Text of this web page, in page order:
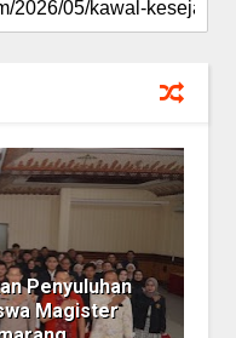
Penyuluhan
Magister